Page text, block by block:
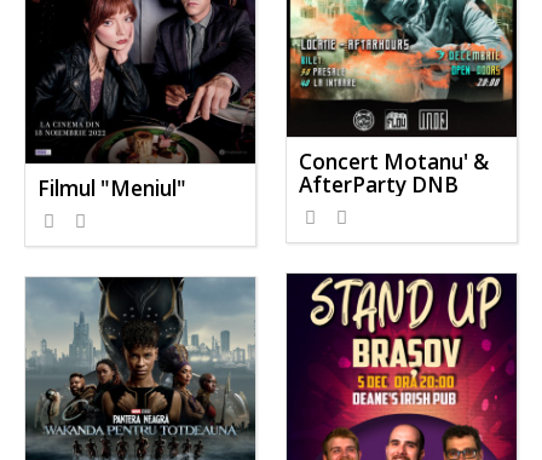
Concert Motanu' &
AfterParty DNB
Filmul "Meniul"